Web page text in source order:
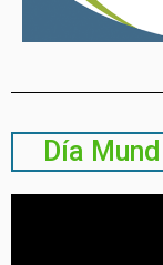
Día